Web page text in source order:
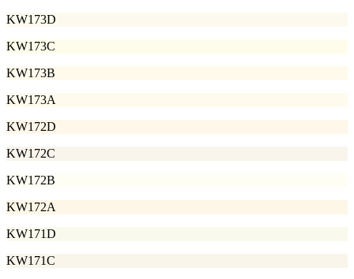
KW173D
KW173C
KW173B
KW173A
KW172D
KW172C
KW172B
KW172A
KW171D
KW171C